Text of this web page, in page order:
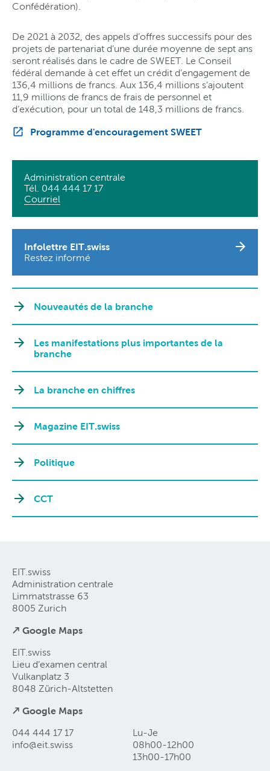
Confédération).
De 2021 à 2032, des appels d’offres successifs pour des
projets de partenariat d’une durée moyenne de sept ans
seront réalisés dans le cadre de SWEET. Le Conseil
fédéral demande à cet effet un crédit d’engagement de
136,4 millions de francs. Aux 136,4 millions s’ajoutent
11,9 millions de francs de frais de personnel et
d’exécution, pour un total de 148,3 millions de francs.
Programme d'encouragement SWEET
Administration centrale
Tél. 044 444 17 17
Courriel
Infolettre EIT.swiss
Restez informé
Nouveautés de la branche
Les manifestations plus importantes de la
branche
La branche en chiffres
Magazine EIT.swiss
Politique
CCT
EIT.swiss
Administration centrale
Limmatstrasse 63
8005 Zurich
↗ Google Maps
EIT.swiss
Lieu d’examen central
Vulkanplatz 3
8048 Zürich-Altstetten
↗ Google Maps
044 444 17 17
info@eit swiss
Lu-Je
08h00-12h00
13h00-17h00